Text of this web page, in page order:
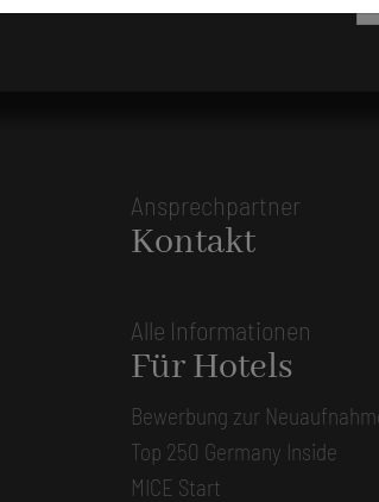
Ansprechpartner
Kontakt
Alle Informationen
Für Hotels
Bewerbung zur
Top 250 Germany Inside
MICE Start